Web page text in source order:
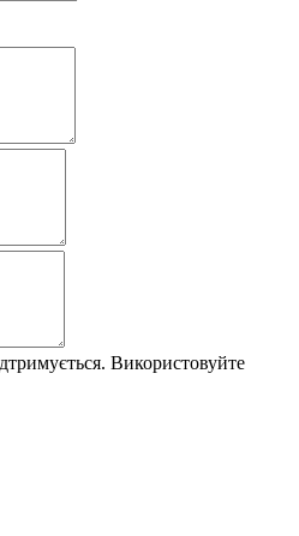
Використовуйте